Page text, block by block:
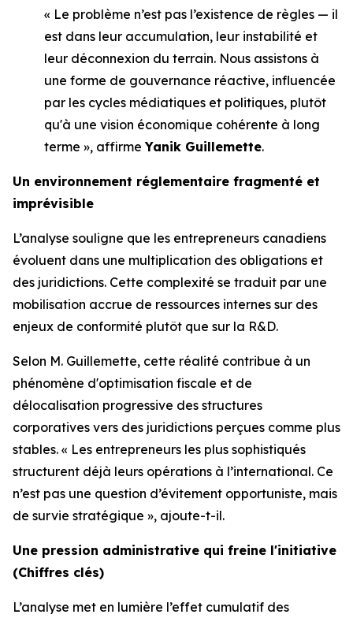
« Le problème n’est pas l’existence de règles — il
est dans leur accumulation, leur instabilité et
leur déconnexion du terrain. Nous assistons à
une forme de gouvernance réactive, influencée
par les cycles médiatiques et politiques, plutôt
qu'à une vision économique cohérente à long
terme », affirmeYanik Guillemette.
Un environnement réglementaire fragmenté et
imprévisible
L’analyse souligne que les entrepreneurs canadiens
évoluent dans une multiplication des obligations et
des juridictions. Cette complexité se traduit par une
mobilisation accrue de ressources internes sur des
enjeux de conformité plutôt que sur la R&D.
Selon M. Guillemette, cette réalité contribue à un
phénomène d'optimisation fiscale et de
délocalisation progressive des structures
corporatives vers des juridictions perçues comme plus
stables. « Les entrepreneurs les plus sophistiqués
structurent déjà leurs opérations à l’international. Ce
n’est pas une question d’évitement opportuniste, mais
de survie stratégique », ajoute-t-il.
Une pression administrative qui freine l'initiative
(Chiffres clés)
L’analyse met en lumière l’effet cumulatif des